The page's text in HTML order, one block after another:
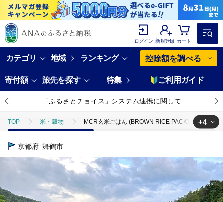
ログイン 新規登録 カート
カテゴリ 地域 ランキング 控除額を調べる
寄付額 旅先を探す 特集 ご利用ガイド
「ふるさとチョイス」システム連携に関して
TOP 米・穀物 MCR玄米ごはん (BROWN RICE PACK) 200g×10
TOP
米・穀物 玄米 MCR玄米ごはん (BROWN
米・穀物 コシヒカリ MCR玄米ごはん
TOP 米・穀物 ほかの穀物加工品 MCR玄米ごはん
+4
京都府 舞鶴市